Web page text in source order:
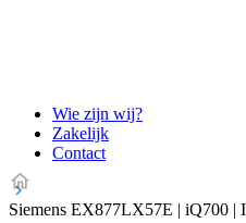
Wie zijn wij?
Zakelijk
Contact
Siemens EX877LX57E | iQ700 |